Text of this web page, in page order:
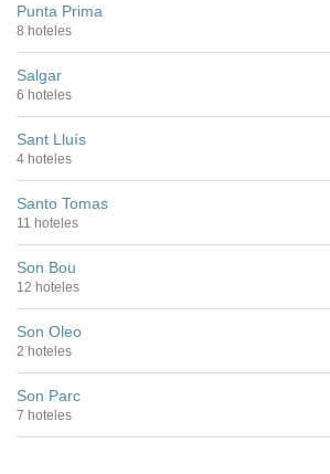
Punta Prima
8 hoteles
Salgar
6 hoteles
Sant Lluís
4 hoteles
Santo Tomas
11 hoteles
Son Bou
12 hoteles
Son Oleo
2 hoteles
Son Parc
7 hoteles